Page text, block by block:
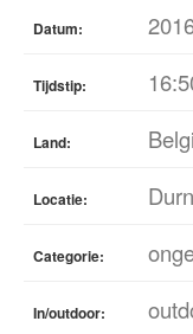
Datum:
Tijdstip:
Land:
Locatie:
Categorie:
In/outdoor: